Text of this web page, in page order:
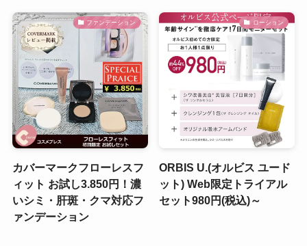
ファンデーション
カバーマークフローレスフ
ィット お試し3.850円！濃
いシミ・肝斑・クマ対応フ
ァンデーション
ローション
ORBIS U.(オルビス ユード
ット) Web限定トライアル
セット980円(税込)～